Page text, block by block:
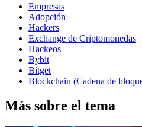
Empresas
Adopción
Hackers
Exchange de Criptomonedas
Hackeos
Bybit
Bitget
Blockchain (Cadena de
Más sobre el tema